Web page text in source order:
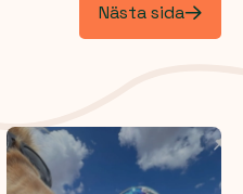
Nästa sida